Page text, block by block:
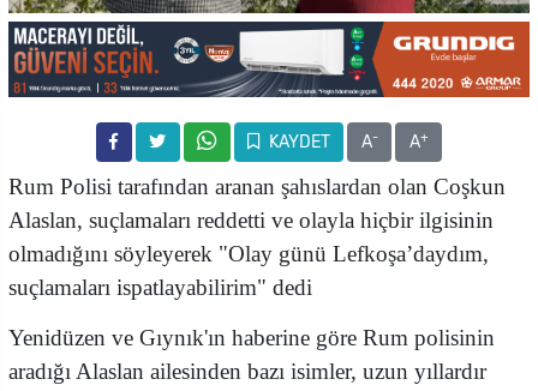
KAYDET A- A+
Rum Polisi tarafından aranan şahıslardan olan Coşkun
Alaslan, suçlamaları reddetti ve olayla hiçbir ilgisinin
olmadığını söyleyerek "Olay günü Lefkoşa’daydım,
suçlamaları ispatlayabilirim" dedi
Yenidüzen ve Gıynık'ın haberine göre Rum polisinin
aradığı Alaslan ailesinden bazı isimler, uzun yıllardır